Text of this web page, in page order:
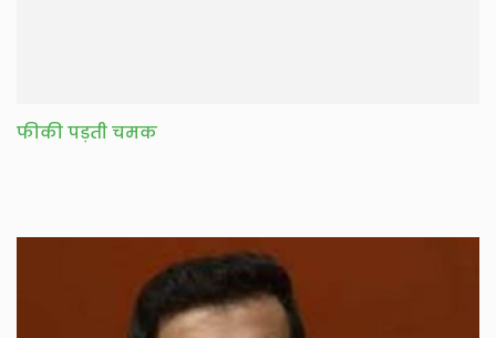
फीकी पड़ती चमक